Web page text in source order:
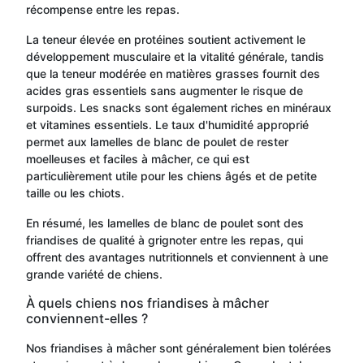
récompense entre les repas.
La teneur élevée en protéines soutient activement le
développement musculaire et la vitalité générale, tandis
que la teneur modérée en matières grasses fournit des
acides gras essentiels sans augmenter le risque de
surpoids. Les snacks sont également riches en minéraux
et vitamines essentiels. Le taux d'humidité approprié
permet aux lamelles de blanc de poulet de rester
moelleuses et faciles à mâcher, ce qui est
particulièrement utile pour les chiens âgés et de petite
taille ou les chiots.
En résumé, les lamelles de blanc de poulet sont des
friandises de qualité à grignoter entre les repas, qui
offrent des avantages nutritionnels et conviennent à une
grande variété de chiens.
À quels chiens nos friandises à mâcher
conviennent-elles ?
Nos friandises à mâcher sont généralement bien tolérées